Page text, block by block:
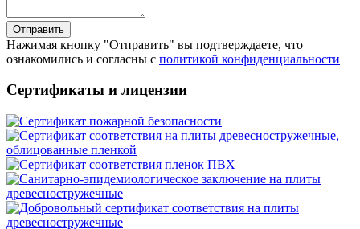
Отправить
Нажимая кнопку "Отправить" вы подтверждаете, что
ознакомились и согласны с политикой конфиденциальности
Сертификаты и лицензии